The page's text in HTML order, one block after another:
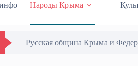
Народы Крыма
Русская община Крыма и